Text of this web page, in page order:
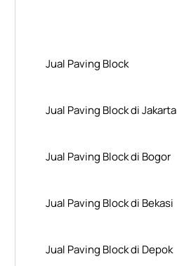
Jual Paving Block
Jual Paving Block di Jakarta
Jual Paving Block di Bogor
Jual Paving Block di Bekasi
Jual Paving Block di Depok